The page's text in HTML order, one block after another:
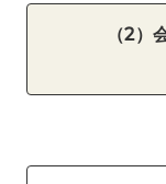
（2）